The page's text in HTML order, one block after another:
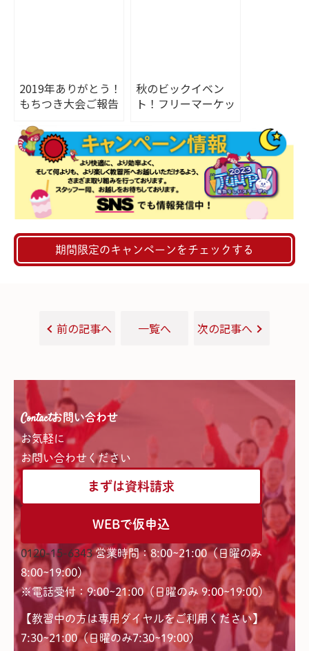
2019年ありがとう！
もちつき大会ご報告
秋のビックイベン
ト！フリーマーケッ
期間限定のキャンペーンをチェックする
前の記事へ 一覧へ 次の記事へ
Contactお問い合わせ
お気軽に
お問い合わせください
まずは資料請求
WEBで仮申込
0120-15-6343 営業時間：8:00~21:00（日曜のみ
8:00~19:00）
※電話受付：9:00~21:00（日曜のみ 9:00~19:00）
【教習中の方は専用ダイヤルをご利用ください】
7:30~21:00（日曜のみ7:30~19:00)